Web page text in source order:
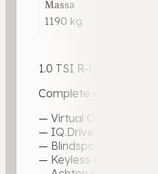
Massa
1190 kg
1.0 TSI R-Line | 2022 |
Complete en
— Virtual Cockpit —
— IQ.Drive · adaptieve
— Blindspot monitoring
— Keyless entry ·